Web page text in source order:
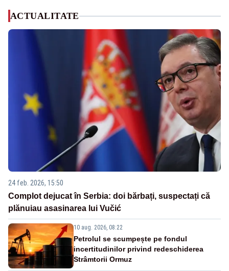
ACTUALITATE
24 feb. 2026, 15:50
Complot dejucat în Serbia: doi bărbați, suspectați că
plănuiau asasinarea lui Vučić
10 aug. 2026, 08:22
Petrolul se scumpește pe fondul
incertitudinilor privind redeschiderea
Strâmtorii Ormuz